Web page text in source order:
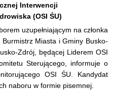
Interwencji
(OSI ŚU)
uzupełniającym na członka
Miasta i Gminy Busko-
Zdrój, będącej Liderem OSI
Sterującego, informuje o
OSI ŚU. Kandydat
naboru w formie pisemnej.